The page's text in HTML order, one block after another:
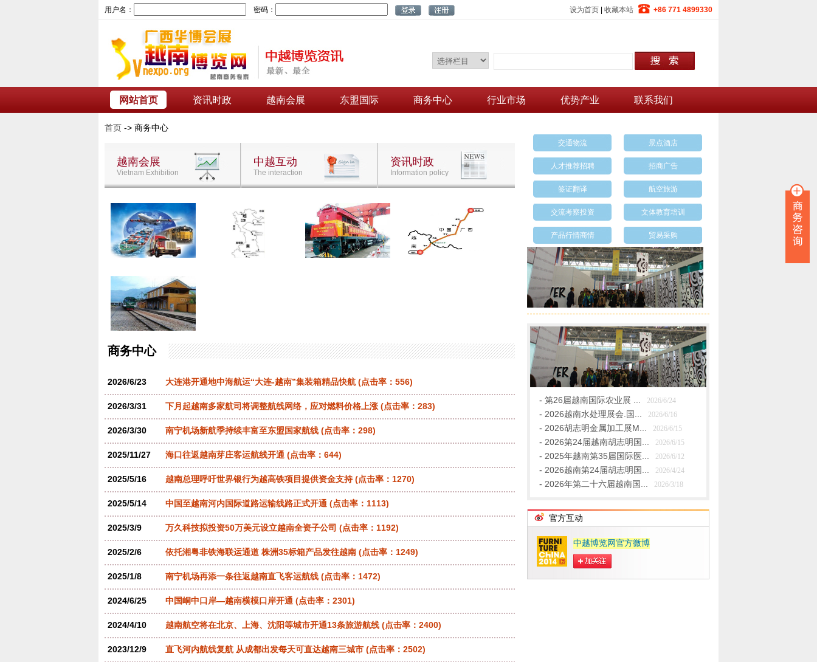
用户名： 密码： 设为首页 收藏本站 +86 771 4899330
网站首页 资讯时政 越南会展 东盟国际 商务中心 行业市场 优势产业 联系我们
首页 -> 商务中心
越南会展
Vietnam Exhibition
中越互动
The interaction
资讯时政
Information policy
商务中心
2026/6/23 大连港开通地中海航运“大连-越南”集装箱精品快航 (点击率：556)
2026/3/31 下月起越南多家航司将调整航线网络，应对燃料价格上涨 (点击率：283)
2026/3/30 南宁机场新航季持续丰富至东盟国家航线 (点击率：298)
2025/11/27 海口往返越南芽庄客运航线开通 (点击率：644)
2025/5/16 越南总理呼吁世界银行为越高铁项目提供资金支持(点击率：1270)
2025/5/14 中国至越南河内国际道路运输线路正式开通 (点击率：1113)
2025/3/9 万久科技拟投资50万美元设立越南全资子公司 (点击率：1192)
2025/2/6 依托湘粤非铁海联运通道 株洲35标箱产品发往越南 (点击率：1249)
2025/1/8 南宁机场再添一条往返越南直飞客运航线 (点击率：1472)
2024/6/25 中国峒中口岸—越南横模口岸开通 (点击率：2301)
2024/4/10 越南航空将在北京、上海、沈阳等城市开通13条旅游航线 (点击率：2400)
2023/12/9 直飞河内航线复航 从成都出发每天可直达越南三城市 (点击率：2502)
交通物流 景点酒店
人才推荐招聘 招商广告
签证翻译 航空旅游
交流考察投资 文体教育培训
产品行情商情 贸易采购
- 第26届越南国际农业展 ... 2026/6/24
- 2026越南水处理展会.国... 2026/6/16
- 2026胡志明金属加工展M... 2026/6/15
- 2026第24届越南胡志明国... 2026/6/15
- 2025年越南第35届国际医... 2026/6/12
- 2026越南第24届胡志明国... 2026/4/24
- 2026年第二十六届越南国... 2026/3/18
官方互动
中越博览网官方微博